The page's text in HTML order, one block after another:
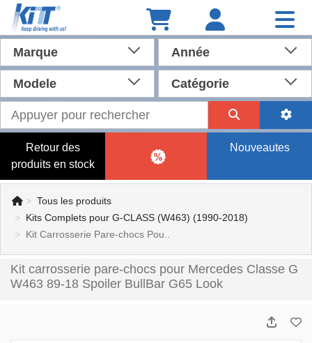
Marque Année
Modele Catégorie
Retour des
produits en stock
Nouveautes
Tous les produits
Kits Complets pour G-CLASS (W463) (1990-2018)
Kit Carrosserie Pare-chocs Pou..
Kit carrosserie pare-chocs pour Mercedes Classe G
W463 89-18 Spoiler BullBar G65 Look